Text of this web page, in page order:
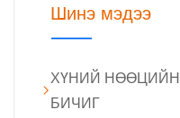
Шинэ мэдээ
ХҮНИЙ
БИЧИГ